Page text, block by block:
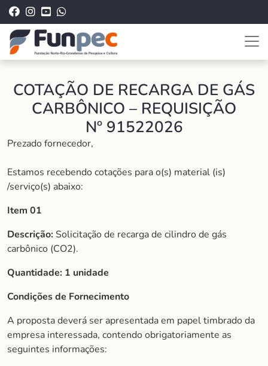
COTAÇÃO DE RECARGA DE GÁS
CARBÔNICO – REQUISIÇÃO
Nº 91522026
Prezado fornecedor,
Estamos recebendo cotações para o(s) material (is)
/serviço(s) abaixo:
Item 01
Descrição: Solicitação de recarga de cilindro de gás
carbônico (CO2).
Quantidade: 1 unidade
Condições de Fornecimento
A proposta deverá ser apresentada em papel timbrado da
empresa interessada, contendo obrigatoriamente as
seguintes informações: